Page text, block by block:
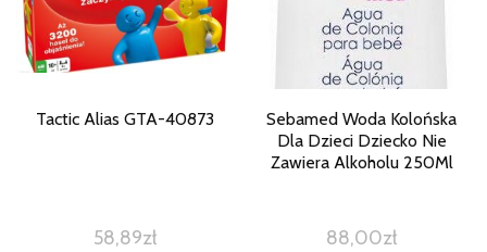
Tactic Alias GTA-40873
58,89zł
Sebamed Woda Kolońska
Dla Dzieci Dziecko Nie
Zawiera Alkoholu 250Ml
88,00zł